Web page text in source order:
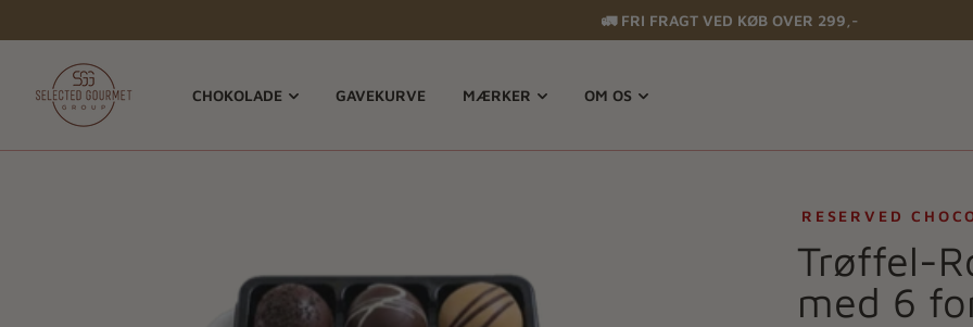
🚛 FRI FRAGT VED KØB OVER 299,-
CHOKOLADE GAVEKURVE MÆRKER OM OS
RESERVED
Trøffel-
med 6